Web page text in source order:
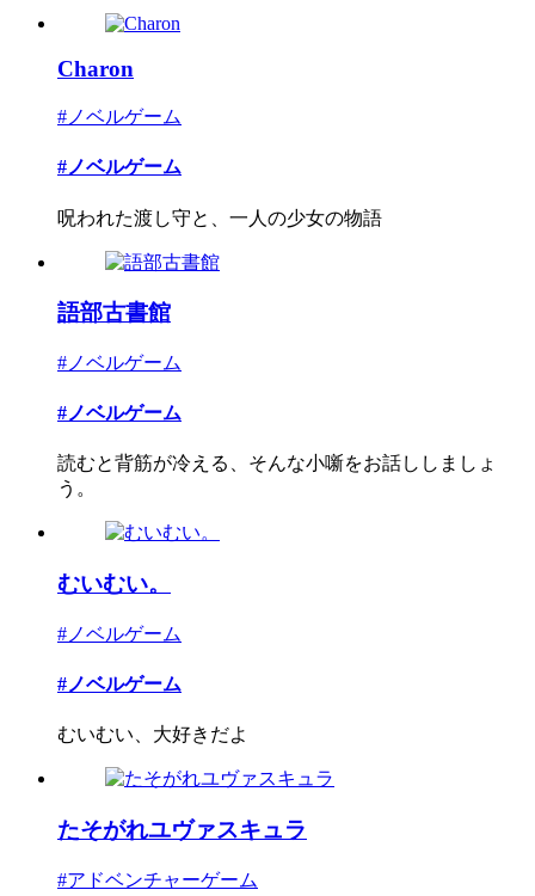
Charon
#ノベルゲーム
#ノベルゲーム
呪われた渡し守と、一人の少女の物語
語部古書館
#ノベルゲーム
#ノベルゲーム
読むと背筋が冷える、そんな小噺をお話ししましょ
う。
むいむい。
#ノベルゲーム
#ノベルゲーム
むいむい、大好きだよ
たそがれユヴァスキュラ
#アドベンチャーゲーム